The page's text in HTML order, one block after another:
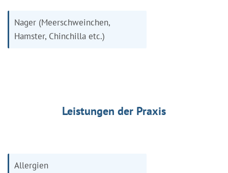
Nager (Meerschweinchen,
Hamster, Chinchilla etc.)
Leistungen der Praxis
Allergien